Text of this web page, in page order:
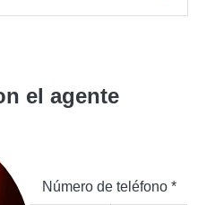
el agente
Número de teléfono *